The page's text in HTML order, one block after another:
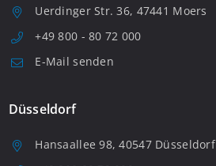
Uerdinger Str. 36, 47441 Moers
+49 800 - 80 72 000
E-Mail senden
Düsseldorf
Hansaallee 98, 40547 Düsseldorf